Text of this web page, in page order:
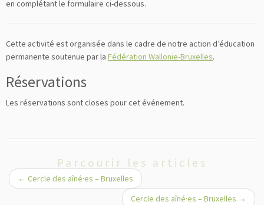
en complétant le formulaire ci-dessous.
Cette activité est organisée dans le cadre de notre action d’éducation
permanente soutenue par la Fédération Wallonie-Bruxelles.
Réservations
Les réservations sont closes pour cet événement.
Parcourir les articles
← Cercle des aîné·es – Bruxelles
Cercle des aîné·es – Bruxelles →